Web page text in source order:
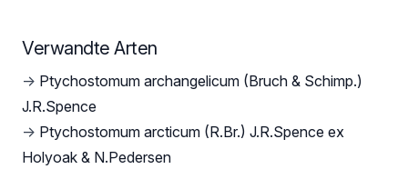
Verwandte Arten
→ Ptychostomum archangelicum (Bruch & Schimp.)
J.R.Spence
→ Ptychostomum arcticum (R.Br.) J.R.Spence ex
Holyoak & N.Pedersen